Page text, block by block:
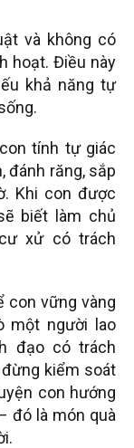
và không có
hoạt. Điều này
khả năng tự
tính tự giác
đánh răng, sắp
Khi con được
biết làm chủ
xử có trách
con vững vàng
một người lao
đạo có trách
kiểm soát
con hướng
đó là món quà